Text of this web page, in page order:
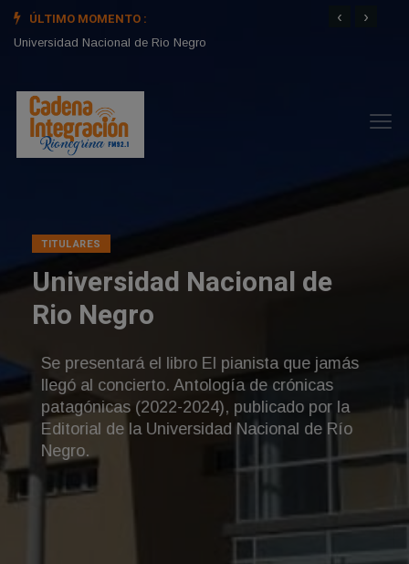
ÚLTIMO MOMENTO :
REPASO DE GESTION EN RIO NEGRO
‹ ›
de
jamás
por la
de Río